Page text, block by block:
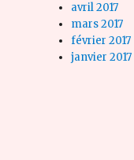
avril 2017
mars 2017
février 2017
janvier 2017